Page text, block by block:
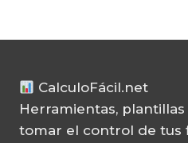
CalculoFácil.net
Herramientas,
tomar el control de tus